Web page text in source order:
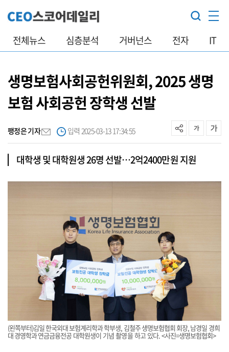
전체뉴스 심층분석 거버넌스 전자 IT
생명보험사회공헌위원회, 2025 생명
보험 사회공헌 장학생 선발
팽정은 기자 입력 2025-03-13 17:34:55
대학생 및 대학원생 26명 선발…2억2400만원 지원
(왼쪽부터)김일 한국외대 보험계리학과 학부생, 김철주 생명보험협회 회장, 남경일 경희
대 경영학과 연금금융전공 대학원생이 기념 촬영을 하고 있다. <사진=생명보험협회>